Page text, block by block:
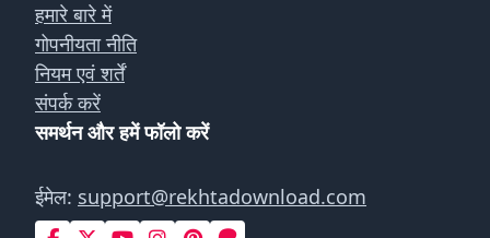
हमारे बारे में
गोपनीयता नीति
नियम एवं शर्तें
संपर्क करें
समर्थन और हमें फॉलो करें
ईमेल: support@rekhtadownload.com